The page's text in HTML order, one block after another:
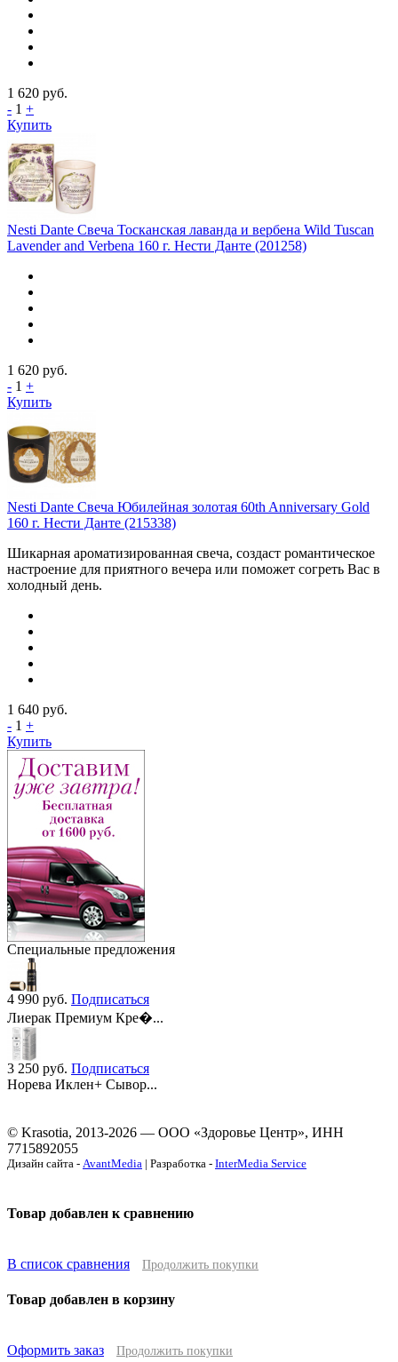
1 620 руб.
- 1 +
Купить
Nesti Dante Свеча Тосканская лаванда и вербена Wild Tuscan
Lavender and Verbena 160 г. Нести Данте (201258)
1 620 руб.
- 1 +
Купить
Nesti Dante Свеча Юбилейная золотая 60th Anniversary Gold
160 г. Нести Данте (215338)
Шикарная ароматизированная свеча, создаст романтическое
настроение для приятного вечера или поможет согреть Вас в
холодный день.
1 640 руб.
- 1 +
Купить
Специальные предложения
4 990 руб. Подписаться
Лиерак Премиум Кре�...
3 250 руб. Подписаться
Норева Иклен+ Сывор...
© Krasotia, 2013-2026 — ООО «Здоровье Центр», ИНН
7715892055
Дизайн сайта - AvantMedia | Разработка - InterMedia Service
Товар добавлен к сравнению
В список сравнения Продолжить покупки
Товар добавлен в корзину
Оформить заказ Продолжить покупки